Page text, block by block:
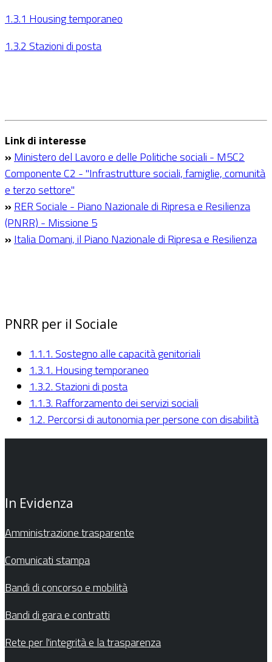
1.3.1 Housing temporaneo
1.3.2 Stazioni di posta
Link di interesse
» Ministero del Lavoro e delle Politiche sociali - M5C2
Componente C2 - "Infrastrutture sociali, famiglie, comunità
e terzo settore"
» RER Sociale - Piano Nazionale di Ripresa e Resilienza
(PNRR) - Missione 5
» Italia Domani, il Piano Nazionale di Ripresa e Resilienza
PNRR per il Sociale
1.1.1. Sostegno alle capacità genitoriali
1.3.1. Housing temporaneo
1.3.2. Stazioni di posta
1.1.3. Rafforzamento dei servizi sociali
1.2. Percorsi di autonomia per persone con disabilità
In Evidenza
Amministrazione trasparente
Comunicati stampa
Bandi di concorso e mobilità
Bandi di gara e contratti
Rete per l'integrità e la trasparenza